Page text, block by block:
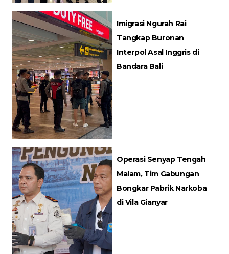
Imigrasi Ngurah Rai
Tangkap Buronan
Interpol Asal Inggris di
Bandara Bali
Operasi Senyap Tengah
Malam, Tim Gabungan
Bongkar Pabrik Narkoba
di Vila Gianyar